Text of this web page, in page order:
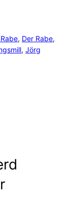
, Der Rabe
, Jörg